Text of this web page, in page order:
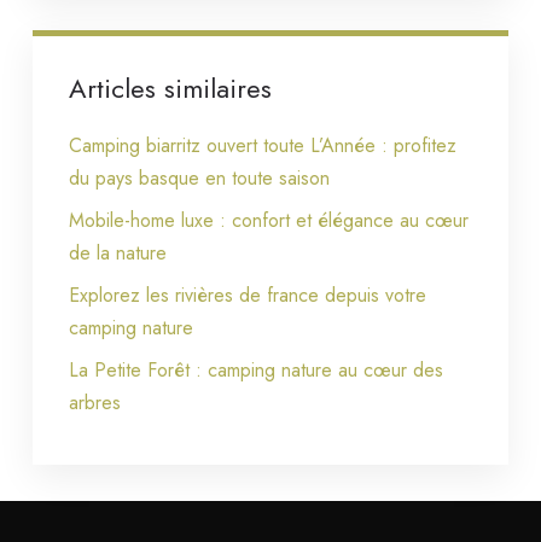
Articles similaires
Camping biarritz ouvert toute L’Année : profitez
du pays basque en toute saison
Mobile-home luxe : confort et élégance au cœur
de la nature
Explorez les rivières de france depuis votre
camping nature
La Petite Forêt : camping nature au cœur des
arbres